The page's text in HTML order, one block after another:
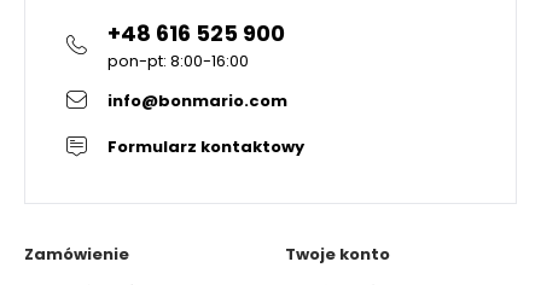
+48 616 525 900
pon-pt: 8:00-16:00
info@bonmario.com
Formularz kontaktowy
Zamówienie
Twoje konto